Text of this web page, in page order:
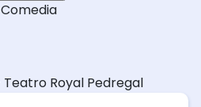
Comedia
Teatro Royal Pedregal